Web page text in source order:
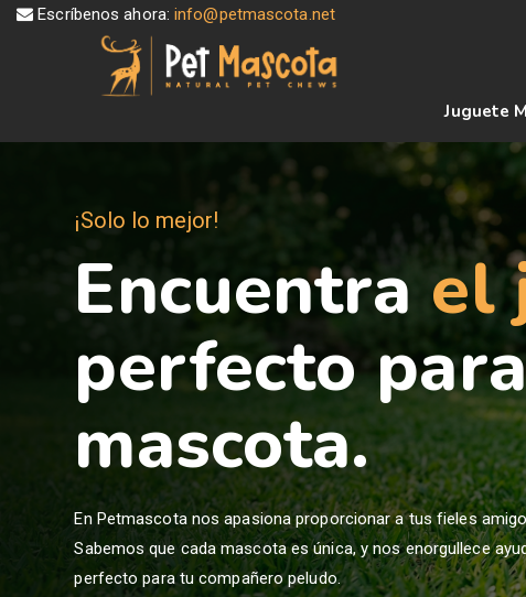
Escríbenos ahora: info@petmascota.net
Juguete
¡Solo lo mejor!
Encuentrael
perfecto
mascota.
En Petmascota nos apasiona proporcionar a tus fieles
Sabemos que cada mascota es única, y nos enorgullece
perfecto para tu compañero peludo.